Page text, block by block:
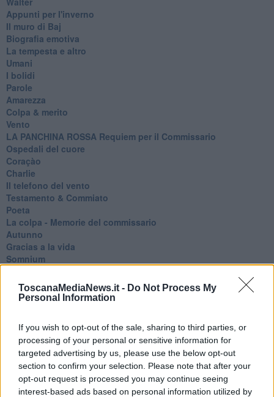
ToscanaMediaNews.it - Do Not Process My
Personal Information
If you wish to opt-out of the sale, sharing to third parties, or
processing of your personal or sensitive information for
targeted advertising by us, please use the below opt-out
section to confirm your selection. Please note that after your
opt-out request is processed you may continue seeing
interest-based ads based on personal information utilized by
Appunti per l'inverno
Il muro di Baj
Biografia emotiva
La tempesta e altro
Umani
I bolidi
Parole
Amarezza
Colpa & merito
Vento
​LA PANCHINA ROSSA Requiem per il Commissario
Ospedali del cuore
Coraçào
Charlie
Il telefono del vento
Testamento & Commiato
Poeta
​La colpa - Memorie del commissario
Autunno
Gracias a la vida
Somnium
Hop!
O sonho de um prisioneiro
Scrivi
Bestiario
Pillole
Veglia
​“D” come delitto